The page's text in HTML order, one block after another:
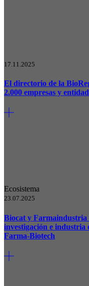
17.11.2025
El directorio de la
2.000 empresas y
Ecosistema
23.07.2025
Biocat y Farmaindustria
investigación e
Farma-Biotech